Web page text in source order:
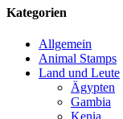
Kategorien
Allgemein
Animal Stamps
Land und Leute
Ägypten
Gambia
Kenia